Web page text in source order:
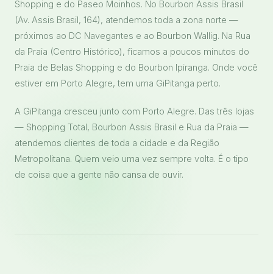
Shopping e do Paseo Moinhos. No Bourbon Assis Brasil
(Av. Assis Brasil, 164), atendemos toda a zona norte —
próximos ao DC Navegantes e ao Bourbon Wallig. Na Rua
da Praia (Centro Histórico), ficamos a poucos minutos do
Praia de Belas Shopping e do Bourbon Ipiranga. Onde você
estiver em Porto Alegre, tem uma GiPitanga perto.
A GiPitanga cresceu junto com Porto Alegre. Das três lojas
— Shopping Total, Bourbon Assis Brasil e Rua da Praia —
atendemos clientes de toda a cidade e da Região
Metropolitana. Quem veio uma vez sempre volta. É o tipo
de coisa que a gente não cansa de ouvir.